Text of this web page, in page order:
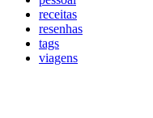
receitas
resenhas
tags
viagens